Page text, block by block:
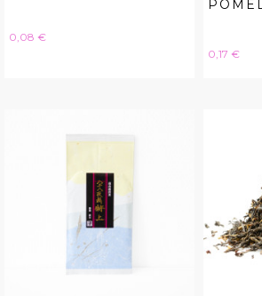
Hinta
0,08 €
Hinta
0,17 €